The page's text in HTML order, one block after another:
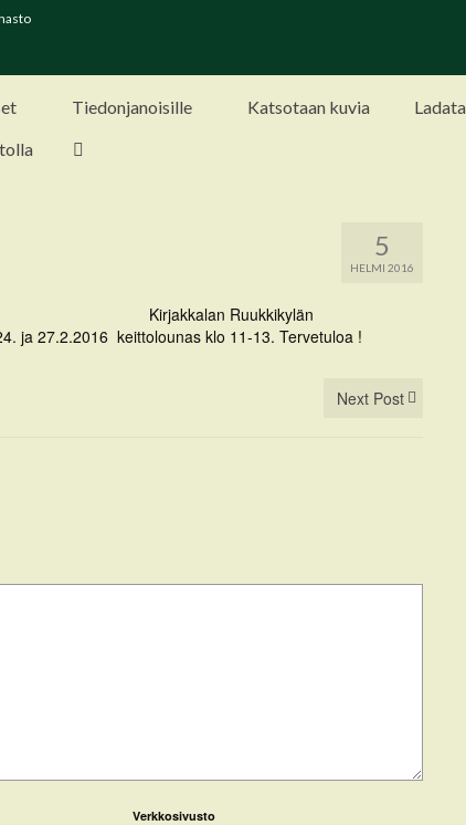
Tiedonjanoisille Katsotaan kuvia
5
HELMI 2016
Kirjakkalan Ruukkikylän
ja 27.2.2016 keittolounas klo 11-13. Tervetuloa !
Next Post
Verkkosivusto